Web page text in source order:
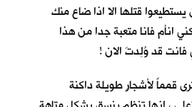
قتلها الا اذا ضاع منك
انأم فانا متعبة جدا من هذا
فانت قد وُلِدتَ الان !
قمماً لأشجارٍ طويلة داكنة